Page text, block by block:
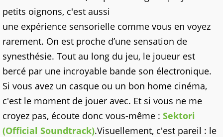
petits oignons, c'est aussi
une expérience sensorielle comme vous en voyez
rarement. On est proche d’une sensation de
synesthésie. Tout au long du jeu, le joueur est
bercé par une incroyable bande son électronique.
Si vous avez un casque ou un bon home cinéma,
c'est le moment de jouer avec. Et si vous ne me
croyez pas, écoute donc vous-même : Sektori
(Official Soundtrack).Visuellement, c'est pareil : le